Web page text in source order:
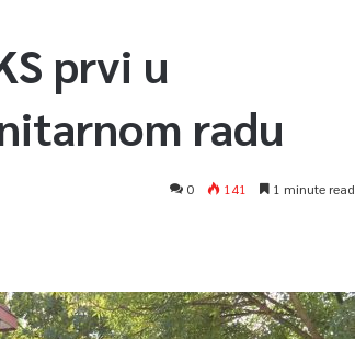
prvi u
radu
0 141 1 minute read